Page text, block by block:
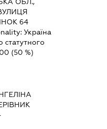
64
Україна
статутного
(50 %)